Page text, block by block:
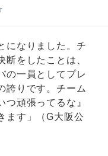
になりました。チ
断をしたことは、
の一員としてプレ
誇りです。チーム
つ頑張ってるな』
ます」（G大阪公